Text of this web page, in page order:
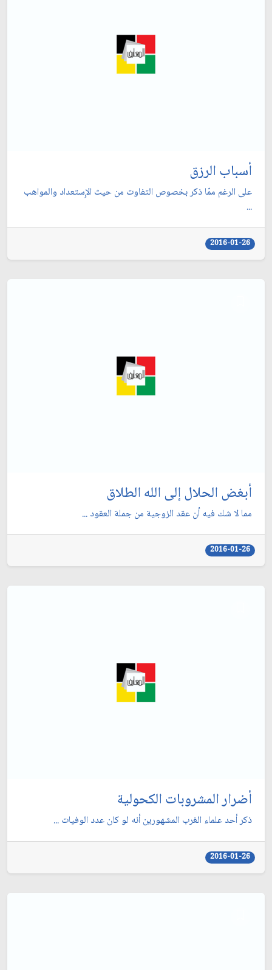
أسباب الرزق
على الرغم ممّا ذكر بخصوص التفاوت من حيث الإِستعداد والمواهب
...
2016-01-26
أبغض الحلال إلى الله الطلاق
مما لا شك فيه أن عقد الزوجية من جملة العقود ...
2016-01-26
أضرار المشروبات الكحولية
ذكر أحد علماء الغرب المشهورين أنه لو كان عدد الوفيات ...
2016-01-26